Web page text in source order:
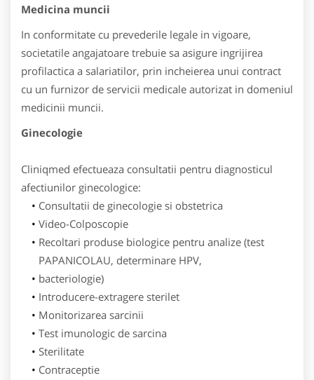
Medicina muncii
In conformitate cu prevederile legale in vigoare,
societatile angajatoare trebuie sa asigure ingrijirea
profilactica a salariatilor, prin incheierea unui contract
cu un furnizor de servicii medicale autorizat in domeniul
medicinii muncii.
Ginecologie
Cliniqmed efectueaza consultatii pentru diagnosticul
afectiunilor ginecologice:
Consultatii de ginecologie si obstetrica
Video-Colposcopie
Recoltari produse biologice pentru analize (test
PAPANICOLAU, determinare HPV,
bacteriologie)
Introducere-extragere sterilet
Monitorizarea sarcinii
Test imunologic de sarcina
Sterilitate
Contraceptie